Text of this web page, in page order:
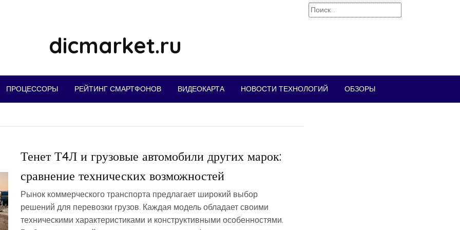
Найти:
dicmarket.ru
ПРОЦЕССОРЫ РЕЙТИНГ СМАРТФОНОВ ВИДЕОКАРТА НОВОСТИ ТЕХНОЛОГИЙ ОБЗОРЫ
Тенет Т4Л и грузовые автомобили других марок:
сравнение технических возможностей
Рынок коммерческого транспорта предлагает широкий выбор
решений для перевозки грузов. Каждая модель обладает своими
техническими характеристиками и конструктивными особенностями.